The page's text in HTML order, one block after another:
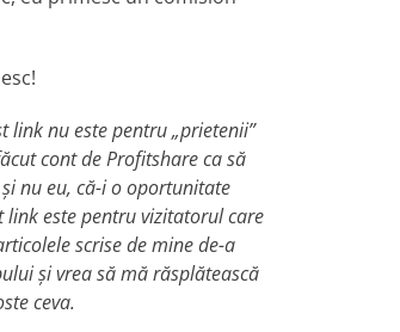
link nu este pentru „prietenii”
cont de Profitshare ca să
nu eu, că-i o oportunitate
link este pentru vizitatorul care
scrise de mine de-a
și vrea să mă răsplătească
ceva.